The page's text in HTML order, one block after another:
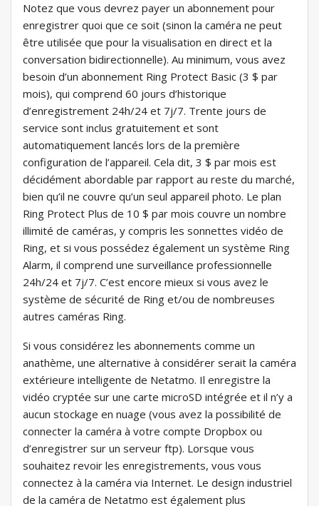
Notez que vous devrez payer un abonnement pour
enregistrer quoi que ce soit (sinon la caméra ne peut
être utilisée que pour la visualisation en direct et la
conversation bidirectionnelle). Au minimum, vous avez
besoin d’un abonnement Ring Protect Basic (3 $ par
mois), qui comprend 60 jours d’historique
d’enregistrement 24h/24 et 7j/7. Trente jours de
service sont inclus gratuitement et sont
automatiquement lancés lors de la première
configuration de l’appareil. Cela dit, 3 $ par mois est
décidément abordable par rapport au reste du marché,
bien qu’il ne couvre qu’un seul appareil photo. Le plan
Ring Protect Plus de 10 $ par mois couvre un nombre
illimité de caméras, y compris les sonnettes vidéo de
Ring, et si vous possédez également un système Ring
Alarm, il comprend une surveillance professionnelle
24h/24 et 7j/7. C’est encore mieux si vous avez le
système de sécurité de Ring et/ou de nombreuses
autres caméras Ring.
Si vous considérez les abonnements comme un
anathème, une alternative à considérer serait la caméra
extérieure intelligente de Netatmo. Il enregistre la
vidéo cryptée sur une carte microSD intégrée et il n’y a
aucun stockage en nuage (vous avez la possibilité de
connecter la caméra à votre compte Dropbox ou
d’enregistrer sur un serveur ftp). Lorsque vous
souhaitez revoir les enregistrements, vous vous
connectez à la caméra via Internet. Le design industriel
de la caméra de Netatmo est également plus